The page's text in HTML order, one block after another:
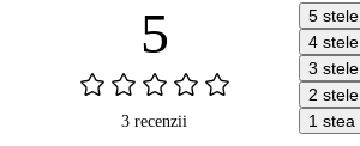
5
3 recenzii
5 stele
4 stele
3 stele
2 stele
1 stea